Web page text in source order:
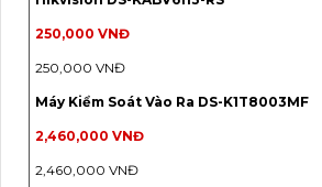
250,000 VNĐ
250,000 VNĐ
Máy Kiểm Soát Vào Ra DS-K1T8003MF
2,460,000 VNĐ
2,460,000 VNĐ